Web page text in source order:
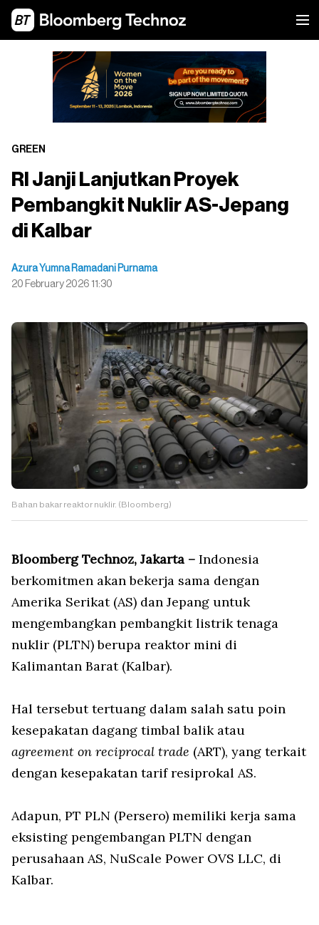
GREEN
RI Janji Lanjutkan Proyek
Pembangkit Nuklir AS-Jepang
di Kalbar
Azura Yumna Ramadani Purnama
20 February 2026 11:30
Bahan bakar reaktor nuklir. (Bloomberg)
Bloomberg Technoz, Jakarta – Indonesia
berkomitmen akan bekerja sama dengan
Amerika Serikat (AS) dan Jepang untuk
mengembangkan pembangkit listrik tenaga
nuklir (PLTN) berupa reaktor mini di
Kalimantan Barat (Kalbar).
Hal tersebut tertuang dalam salah satu poin
kesepakatan dagang timbal balik atau
agreement on reciprocal trade (ART), yang terkait
dengan kesepakatan tarif resiprokal AS.
Adapun, PT PLN (Persero) memiliki kerja sama
eksisting pengembangan PLTN dengan
perusahaan AS, NuScale Power OVS LLC, di
Kalbar.